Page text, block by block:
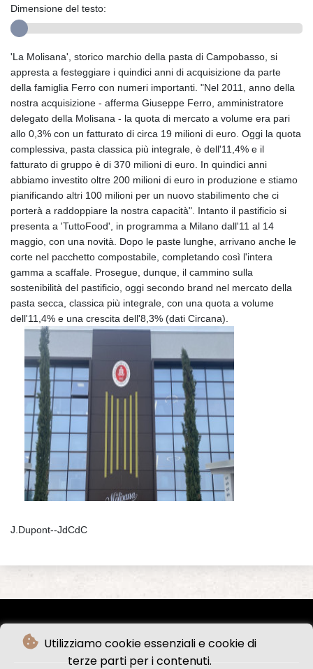
Utilizziamo cookie essenziali e cookie di
terze parti per i contenuti.
Dimensione del testo:
'La Molisana', storico marchio della pasta di Campobasso, si
appresta a festeggiare i quindici anni di acquisizione da parte
della famiglia Ferro con numeri importanti. "Nel 2011, anno della
nostra acquisizione - afferma Giuseppe Ferro, amministratore
delegato della Molisana - la quota di mercato a volume era pari
allo 0,3% con un fatturato di circa 19 milioni di euro. Oggi la quota
complessiva, pasta classica più integrale, è dell'11,4% e il
fatturato di gruppo è di 370 milioni di euro. In quindici anni
abbiamo investito oltre 200 milioni di euro in produzione e stiamo
pianificando altri 100 milioni per un nuovo stabilimento che ci
porterà a raddoppiare la nostra capacità". Intanto il pastificio si
presenta a 'TuttoFood', in programma a Milano dall'11 al 14
maggio, con una novità. Dopo le paste lunghe, arrivano anche le
corte nel pacchetto compostabile, completando così l'intera
gamma a scaffale. Prosegue, dunque, il cammino sulla
sostenibilità del pastificio, oggi secondo brand nel mercato della
pasta secca, classica più integrale, con una quota a volume
dell'11,4% e una crescita dell'8,3% (dati Circana).
J.Dupont--JdCdC